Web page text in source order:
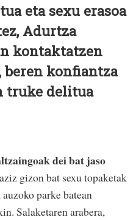
eta sexu erasoa
Adurtza
kontaktatzen
beren konfiantza
truke delitua
dei bat jaso
gizon bat sexu topaketak
parke batean
Salaketaren arabera,